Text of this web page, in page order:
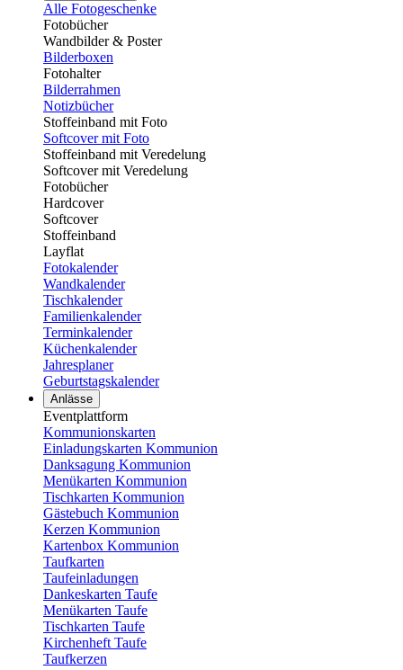
Alle Fotogeschenke
Fotobücher
Wandbilder & Poster
Bilderboxen
Fotohalter
Bilderrahmen
Notizbücher
Stoffeinband mit Foto
Softcover mit Foto
Stoffeinband mit Veredelung
Softcover mit Veredelung
Fotobücher
Hardcover
Softcover
Stoffeinband
Layflat
Fotokalender
Wandkalender
Tischkalender
Familienkalender
Terminkalender
Küchenkalender
Jahresplaner
Geburtstagskalender
Anlässe
Eventplattform
Kommunionskarten
Einladungskarten Kommunion
Danksagung Kommunion
Menükarten Kommunion
Tischkarten Kommunion
Gästebuch Kommunion
Kerzen Kommunion
Kartenbox Kommunion
Taufkarten
Taufeinladungen
Dankeskarten Taufe
Menükarten Taufe
Tischkarten Taufe
Kirchenheft Taufe
Taufkerzen